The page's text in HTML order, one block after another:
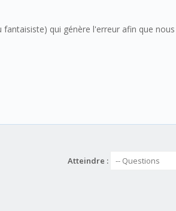
qui génère l'erreur afin que
Atteindre :